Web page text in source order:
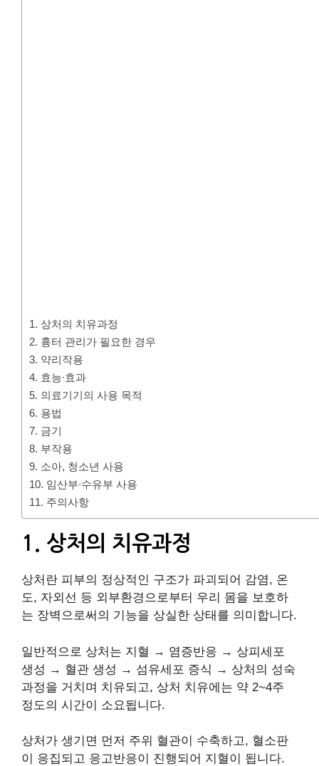
1. 상처의 치유과정
2. 흉터 관리가 필요한 경우
3. 약리작용
4. 효능∙효과
5. 의료기기의 사용 목적
6. 용법
7. 금기
8. 부작용
9. 소아, 청소년 사용
10. 임산부∙수유부 사용
11. 주의사항
1. 상처의 치유과정
상처란 피부의 정상적인 구조가 파괴되어 감염, 온
도, 자외선 등 외부환경으로부터 우리 몸을 보호하
는 장벽으로써의 기능을 상실한 상태를 의미합니다.
일반적으로 상처는 지혈 → 염증반응 → 상피세포
생성 → 혈관 생성 → 섬유세포 증식 → 상처의 성숙
과정을 거치며 치유되고, 상처 치유에는 약 2~4주
정도의 시간이 소요됩니다.
상처가 생기면 먼저 주위 혈관이 수축하고, 혈소판
이 응집되고 응고반응이 진행되어 지혈이 됩니다.